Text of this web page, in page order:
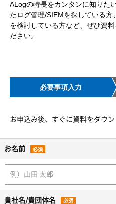
ALogの特長をカンタンに知りた
たログ管理/SIEMを探している方
を検討している方など、ぜひ資
ださい。
必要事項入力
お申込み後、すぐに資料をダウン
お名前 必須
貴社名/貴団体名 必須